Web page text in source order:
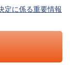
定に係る重要情報